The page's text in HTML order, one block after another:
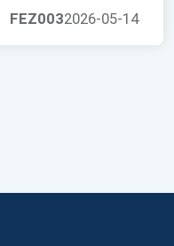
FEZ0032026-05-14